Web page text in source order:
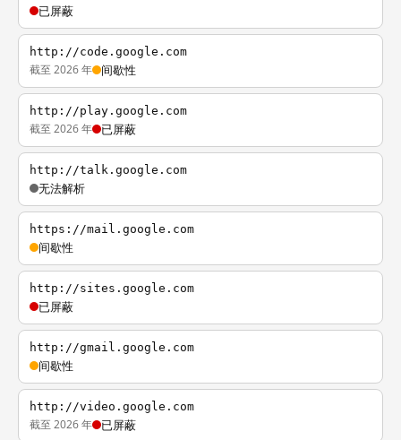
已屏蔽
http://code.google.com
截至 2026 年 间歇性
http://play.google.com
截至 2026 年 已屏蔽
http://talk.google.com
无法解析
https://mail.google.com
间歇性
http://sites.google.com
已屏蔽
http://gmail.google.com
间歇性
http://video.google.com
截至 2026 年 已屏蔽